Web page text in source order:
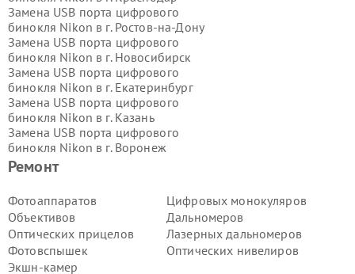
Ремонт
Фотоаппаратов
Объективов
Оптических прицелов
Фотовспышек
Экшн-камер
Цифровых монокуляров
Дальномеров
Лазерных дальномеров
Оптических нивелиров
Замена USB порта цифрового
бинокля Nikon в г. Ростов-на-Дону
Замена USB порта цифрового
бинокля Nikon в г. Новосибирск
Замена USB порта цифрового
бинокля Nikon в г. Екатеринбург
Замена USB порта цифрового
бинокля Nikon в г. Казань
Замена USB порта цифрового
бинокля Nikon в г. Воронеж
Замена USB порта цифрового
Замена USB порта цифрового
бинокля Nikon в г.
Замена USB порта цифрового
бинокля Nikon в г.Пермь
Замена USB порта цифрового
бинокля Nikon в г.